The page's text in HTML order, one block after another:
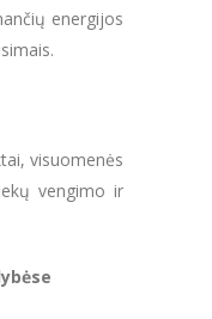
energijos
visuomenės
vengimo ir